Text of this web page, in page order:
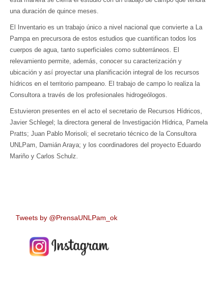
una duración de quince meses.
El Inventario es un trabajo único a nivel nacional que convierte a La
Pampa en precursora de estos estudios que cuantifican todos los
cuerpos de agua, tanto superficiales como subterráneos. El
relevamiento permite, además, conocer su caracterización y
ubicación y así proyectar una planificación integral de los recursos
hídricos en el territorio pampeano. El trabajo de campo lo realiza la
Consultora a través de los profesionales hidrogeólogos.
Estuvieron presentes en el acto el secretario de Recursos Hídricos,
Javier Schlegel; la directora general de Investigación Hídrica, Pamela
Pratts; Juan Pablo Morisoli; el secretario técnico de la Consultora
UNLPam, Damián Araya; y los coordinadores del proyecto Eduardo
Mariño y Carlos Schulz.
Tweets by @PrensaUNLPam_ok